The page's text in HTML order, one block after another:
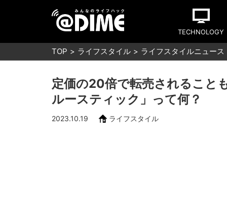
TECHNOLOGY
TOP ライフスタイル ライフスタイルニュース
定価の20倍で転売されること
ルースティック」って何？
2023.10.19 ライフスタイル